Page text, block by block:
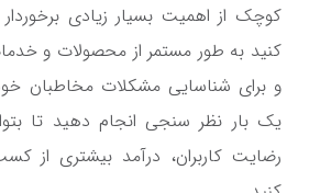
کوچک از اهمیت بسیار زیادی
کنید به طور مستمر از محصولات و
و برای شناسایی مشکلات مخاطبان
یک بار نظر سنجی انجام دهید تا
رضایت کاربران، درآمد بیشتری از